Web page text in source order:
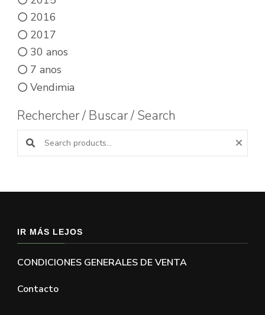
2016
2017
30 anos
7 anos
Vendimia
Rechercher / Buscar / Search
Buscar productos:
IR MÁS LEJOS
CONDICIONES GENERALES DE VENTA
Contacto